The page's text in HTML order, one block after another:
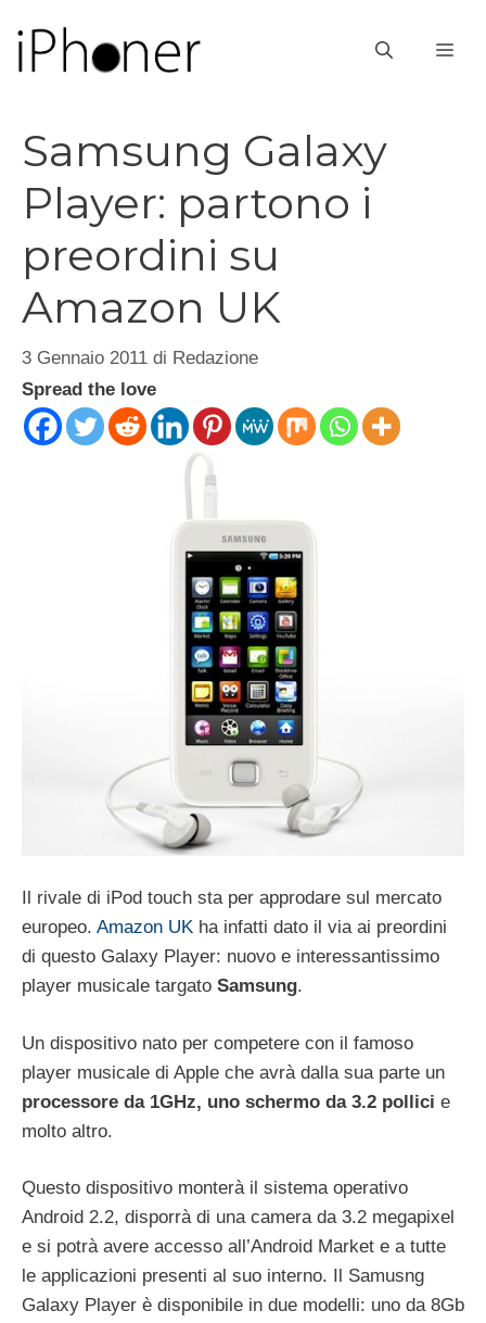
contenuto
Samsung Galaxy
Player: partono i
preordini su
Amazon UK
3 Gennaio 2011 di Redazione
Spread the love
Il rivale di iPod touch sta per approdare sul mercato
europeo. Amazon UK ha infatti dato il via ai preordini
di questo Galaxy Player: nuovo e interessantissimo
player musicale targato Samsung.
Un dispositivo nato per competere con il famoso
player musicale di Apple che avrà dalla sua parte un
processore da 1GHz, uno schermo da 3.2 pollici e
molto altro.
Questo dispositivo monterà il sistema operativo
Android 2.2, disporrà di una camera da 3.2 megapixel
e si potrà avere accesso all’Android Market e a tutte
le applicazioni presenti al suo interno. Il Samusng
Galaxy Player è disponibile in due modelli: uno da 8Gb